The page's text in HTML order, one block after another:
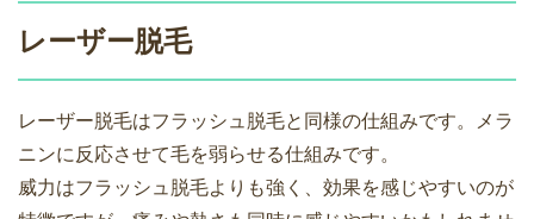
レーザー脱毛
レーザー脱毛はフラッシュ脱毛と同様の仕組みです。メラ
ニンに反応させて毛を弱らせる仕組みです。
威力はフラッシュ脱毛よりも強く、効果を感じやすいのが